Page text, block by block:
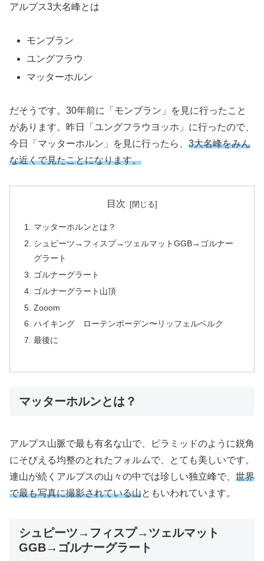
アルプス3大名峰とは
モンブラン
ユングフラウ
マッターホルン
だそうです。30年前に「モンブラン」を見に行ったこと
があります。昨日「ユングフラウヨッホ」に行ったので、
今日「マッターホルン」を見に行ったら、 3大名峰をみん
な近くで見たことになります。
目次
マッターホルンとは？
シュピーツ→フィスプ→ツェルマットGGB→ゴルナー
グラート
ゴルナーグラート
ゴルナーグラート山頂
Zooom
ハイキング ローテンボーデン〜リッフェルベルク
最後に
マッターホルンとは？
アルプス山脈で最も有名な山で、ピラミッドのように鋭角
にそびえる均整のとれたフォルムで、とても美しいです。
連山が続くアルプスの山々の中では珍しい独立峰で、 世界
で最も写真に撮影されている山ともいわれています。
シュピーツ→フィスプ→ツェルマット
GGB→ゴルナーグラート